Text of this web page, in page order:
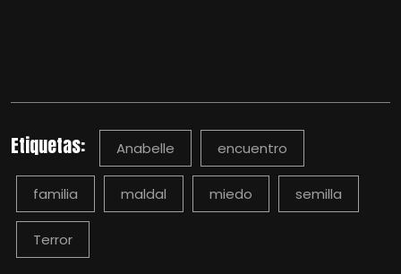
Etiquetas: Anabelle encuentro
familia maldal miedo semilla
Terror